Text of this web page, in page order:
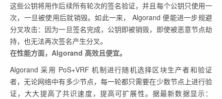
这些公钥将用作后续所有轮次的签名验证，并且每个公钥只使用一
次，一旦被使用后就销毁。如此一来， Algorand 便能进一步规避
分叉攻击：因为一旦签名完成，公钥即被销毁，即使被恶意节点劫
持，也无法再次签名产生分叉。
在性能方面，Algorand 高效且便宜。
Algorand 采用 PoS+VRF 机制进行随机选择区块生产者和验证
者，无论网络中有多少节点，每一轮都只需要在少数节点上进行验
证，大大提高了共识速度，提高可扩展性。据最新数据显示：